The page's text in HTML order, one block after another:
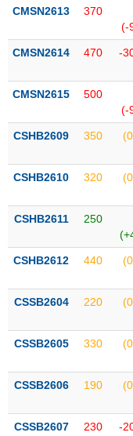
CMSN2613 370
(-
CMSN2614 470 -
CMSN2615 500
(-
CSHB2609 350
CSHB2610 320
CSHB2611 250
CSHB2612 440
CSSB2604 220
CSSB2605 330
CSSB2606 190
CSSB2607 230 -
TÀI
TIN
VỤ
THÔNG
TIỆN
ÍCH